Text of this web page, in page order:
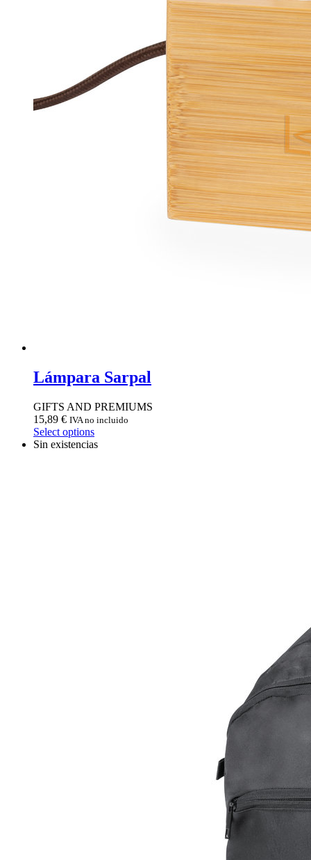
Lámpara Sarpal
GIFTS AND PREMIUMS
15,89 € IVA no incluido
Select options
Sin existencias